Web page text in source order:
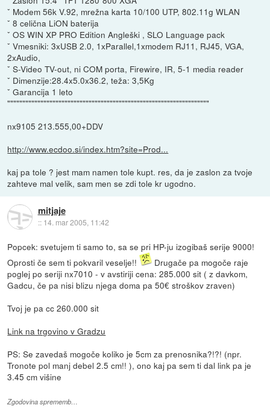
ˇ Modem 56k V.92, mrežna karta 10/100 UTP, 802.11g WLAN
ˇ 8 celična LiON baterija
ˇ OS WIN XP PRO Edition Angleški , SLO Language pack
ˇ Vmesniki: 3xUSB 2.0, 1xParallel,1xmodem RJ11, RJ45, VGA,
2xAudio,
ˇ S-Video TV-out, ni COM porta, Firewire, IR, 5-1 media reader
ˇ Dimenzije:28.4x5.0x36.2, teža: 3,5Kg
ˇ Garancija 1 leto
"""""""""""""""""""""""""""""""""""""""""""""""""""""""""""""""""""
nx9105 213.555,00+DDV
http://www.ecdoo.si/index.htm?site=Prod...
kaj pa tole ? jest mam namen tole kupt. res, da je zaslon za tvoje
zahteve mal velik, sam men se zdi tole kr ugodno.
mitjaje
:: 14. mar 2005, 11:42
Popcek: svetujem ti samo to, sa se pri HP-ju izogibaš serije 9000!
Oprosti če sem ti pokvaril veselje!!
Drugače pa mogoče raje
poglej po seriji nx7010 - v avstiriji cena: 285.000 sit ( z davkom,
Gadcu, če pa nisi blizu njega doma pa 50€ stroškov zraven)
Tvoj je pa cc 260.000 sit
Link na trgovino v Gradzu
PS: Se zavedaš mogoče koliko je 5cm za prenosnika?!?! (npr.
Tronote pol manj debel 2.5 cm!! ), ono kaj pa sem ti dal link pa je
3.45 cm višine
Zgodovina sprememb…